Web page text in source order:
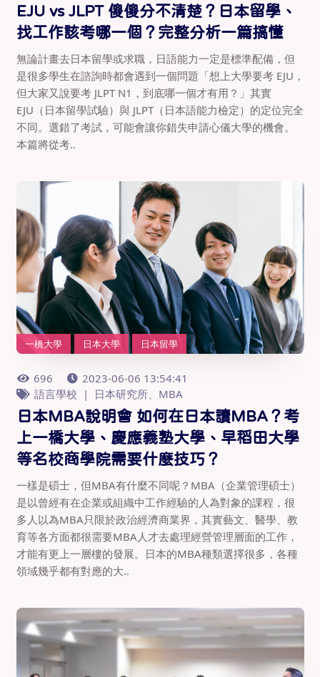
EJU vs JLPT 傻傻分不清楚？日本留學、
找工作該考哪一個？完整分析一篇搞懂
無論計畫去日本留學或求職，日語能力一定是標準配備，但
是很多學生在諮詢時都會遇到一個問題「想上大學要考 EJU，
但大家又說要考 JLPT N1，到底哪一個才有用？」其實
EJU（日本留學試驗）與 JLPT（日本語能力檢定）的定位完全
不同。選錯了考試，可能會讓你錯失申請心儀大學的機會。
本篇將從考..
一橋大學 日本大學 日本留學
696
2023-06-06 13:54:41
語言學校
日本研究所、MBA
日本MBA說明會 如何在日本讀MBA？考
上一橋大學、慶應義塾大學、早稻田大學
等名校商學院需要什麼技巧？
一樣是碩士，但MBA有什麼不同呢？MBA（企業管理碩士）
是以曾經有在企業或組織中工作經驗的人為對象的課程，很
多人以為MBA只限於政治經濟商業界，其實藝文、醫學、教
育等各方面都很需要MBA人才去處理經營管理層面的工作，
才能有更上一層樓的發展。日本的MBA種類選擇很多，各種
領域幾乎都有對應的大..